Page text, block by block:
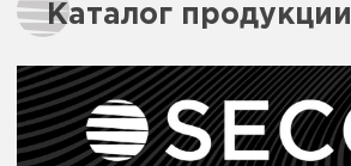
Каталог продукции